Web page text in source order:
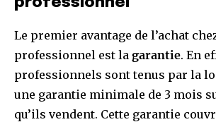
Le premier avantage de l’achat
professionnel est la garantie. En
professionnels sont tenus par la
une garantie minimale de 3 mois
qu’ils vendent. Cette garantie